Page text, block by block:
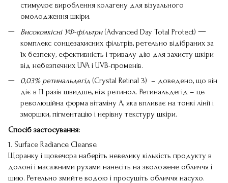
стимулює вироблення колагену для візуального
омолодження шкіри.
Високоякісні УФ-фільтри(Advanced Day Total Protect) 一
комплекс сонцезахисних фільтрів, ретельно відібраних за
їх безпеку, ефективність і тривалу дію для захисту шкіри
від небезпечних UVA і UVB-променів.
0,03% ретинальдегід (Crystal Retinal 3) – доведено, що він
діє в 11 разів швидше, ніж ретинол. Ретинальдегід – це
революційна форма вітаміну А, яка впливає на тонкі лінії і
зморшки, пігментацію і нерівну текстуру шкіри.
Спосіб застосування:
1. Surface Radiance Cleanse
Щоранку і щовечора наберіть невелику кількість продукту в
долоні і масажними рухами нанесіть на зволожене обличчя і
шию. Ретельно змийте водою і просушіть обличчя насухо.